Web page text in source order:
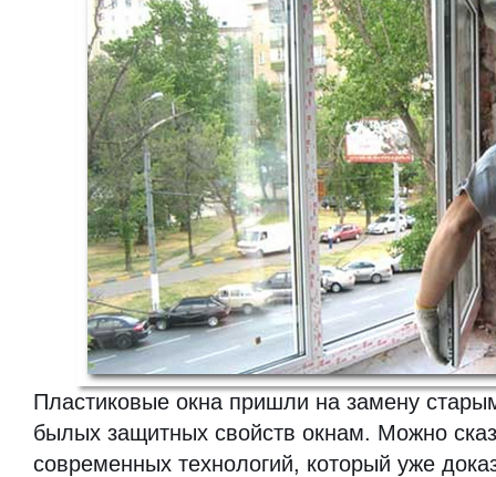
Пластиковые окна пришли на замену
былых защитных свойств окнам. Можно
современных технологий, который уже